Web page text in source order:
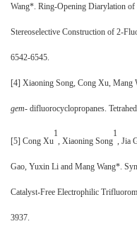
Wang*. Ring-Opening Diarylation
Stereoselective Construction of 2‑
6542-6545.
[4] Xiaoning Song, Cong Xu, Mang
gem- difluorocyclopropanes.
[5] Cong Xu
1
, Xiaoning Song
1
, Jia
Gao, Yuxin Li and Mang Wang*.
Catalyst-Free Electrophilic
3937